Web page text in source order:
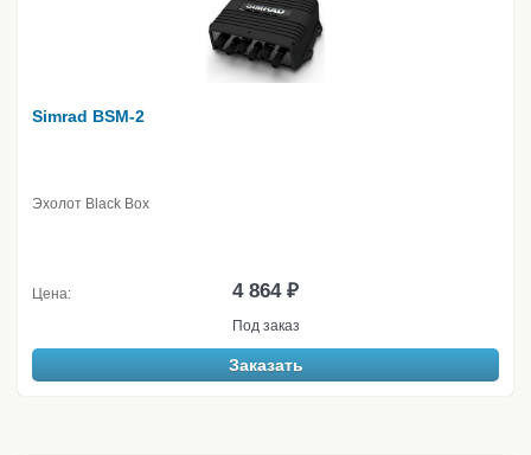
Simrad BSM-2
Эхолот Black Box
Цена: 4 864 ₽
Под заказ
Заказать